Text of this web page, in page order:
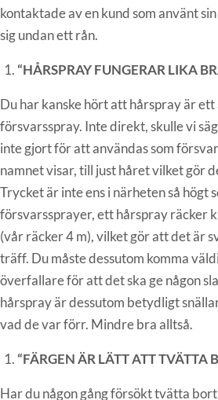
kontaktade av en kund som använt
sig undan ett rån.
“HÅRSPRAY FUNGERAR LIKA
Du har kanske hört att hårspray är
försvarsspray. Inte direkt, skulle vi
inte gjort för att användas som
namnet visar, till just håret vilket gör
Trycket är inte ens i närheten så högt
försvarssprayer, ett hårspray räcker
(vår räcker 4 m), vilket gör att det är
träff. Du måste dessutom komma
överfallare för att det ska ge någon
hårspray är dessutom betydligt
vad de var förr. Mindre bra alltså.
“FÄRGEN ÄR LÄTT ATT TVÄTTA
Har du någon gång försökt tvätta